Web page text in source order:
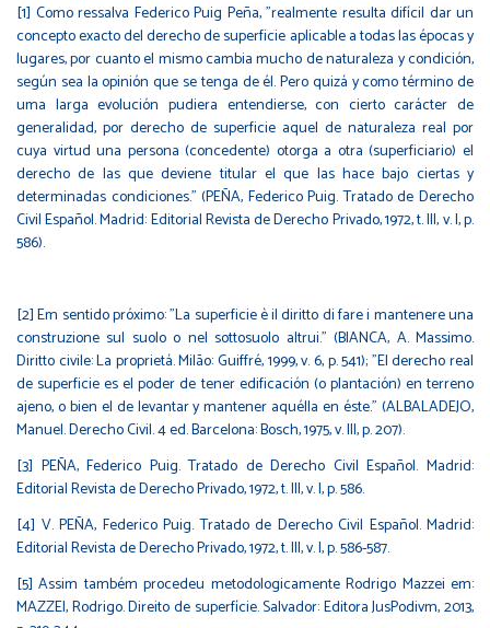
[1] Como ressalva Federico Puig Peña, "realmente resulta difícil dar un
concepto exacto del derecho de superficie aplicable a todas las épocas y
lugares, por cuanto el mismo cambia mucho de naturaleza y condición,
según sea la opinión que se tenga de él. Pero quizá y como término de
uma larga evolución pudiera entendierse, con cierto carácter de
generalidad, por derecho de superficie aquel de naturaleza real por
cuya virtud una persona (concedente) otorga a otra (superficiario) el
derecho de las que deviene titular el que las hace bajo ciertas y
determinadas condiciones." (PEÑA, Federico Puig. Tratado de Derecho
Civil Español. Madrid: Editorial Revista de Derecho Privado, 1972, t. III, v. I, p.
586).
[2] Em sentido próximo: "La superficie è il diritto di fare i mantenere una
construzione sul suolo o nel sottosuolo altrui." (BIANCA, A. Massimo.
Diritto civile: La proprietá. Milão: Guiffré, 1999, v. 6, p. 541); "El derecho real
de superficie es el poder de tener edificación (o plantación) en terreno
ajeno, o bien el de levantar y mantener aquélla en éste." (ALBALADEJO,
Manuel. Derecho Civil. 4 ed. Barcelona: Bosch, 1975, v. III, p. 207).
[3] PEÑA, Federico Puig. Tratado de Derecho Civil Español. Madrid:
Editorial Revista de Derecho Privado, 1972, t. III, v. I, p. 586.
[4] V. PEÑA, Federico Puig. Tratado de Derecho Civil Español. Madrid:
Editorial Revista de Derecho Privado, 1972, t. III, v. I, p. 586-587.
[5] Assim também procedeu metodologicamente Rodrigo Mazzei em:
MAZZEI, Rodrigo. Direito de superfície. Salvador: Editora JusPodivm, 2013,